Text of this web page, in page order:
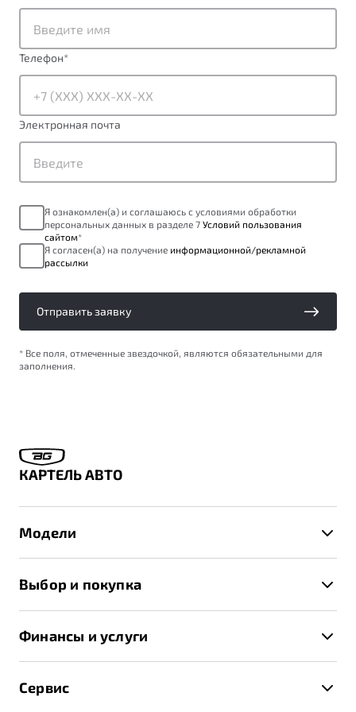
от 1 699 990 ₽*
Обзор В наличии
X70
Универсальный кроссовер
Обзор В наличии
Подробно
Автомобили в наличии
Тест-драйв
Спецпредложения
Будьте еще более уверены на дорогах с программой
Преимущества программы
Запись на сервис
Калькулятор ТО
Клиентская поддержка
Телефон*
Электронная почта
Я ознакомлен(а) и соглашаюсь с условиями обработки
персональных данных в разделе 7 Условий пользования
сайтом*
Я согласен(а) на получение информационной/рекламной
рассылки
Отправить заявку
* Все поля, отмеченные звездочкой, являются обязательными для
заполнения.
КАРТЕЛЬ АВТО
Модели
X70
Выбор и покупка
Спецпредложения и Акции
Записаться на тест-драйв
Финансы и услуги
Трейд-ин
Сервис